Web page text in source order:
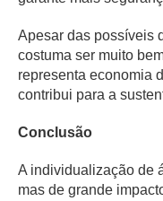
Apesar das possíveis
costuma ser muito
representa economia
contribui para a
Conclusão
A individualização de
mas de grande